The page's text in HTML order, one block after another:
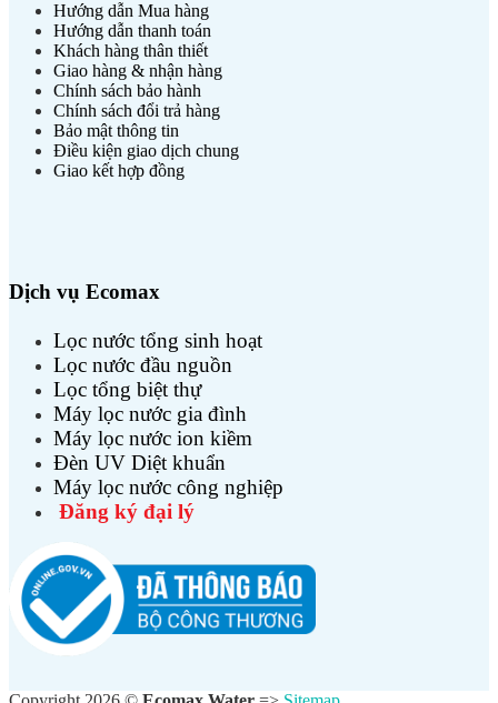
Hướng dẫn Mua hàng
Hướng dẫn thanh toán
Khách hàng thân thiết
Giao hàng & nhận hàng
Chính sách bảo hành
Chính sách đổi trả hàng
Bảo mật thông tin
Điều kiện giao dịch chung
Giao kết hợp đồng
Dịch vụ Ecomax
Lọc nước tổng sinh hoạt
Lọc nước đầu nguồn
Lọc tổng biệt thự
Máy lọc nước gia đình
Máy lọc nước ion kiềm
Đèn UV Diệt khuẩn
Máy lọc nước công nghiệp
Đăng ký đại lý